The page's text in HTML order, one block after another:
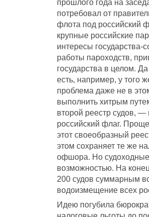
прошлого года на
потребовал от
флота под российский
крупные российские
интересы государства-
работы пароходств,
государства в целом.
есть, например, у того
проблема даже не в
выполнить хитрым
второй реестр судов,
российский флаг.
этот своеобразный
этом сохраняет те же
офшора. Но судоходные
возможностью. На
200 судов суммарным
водоизмещение всех
Идею погубила